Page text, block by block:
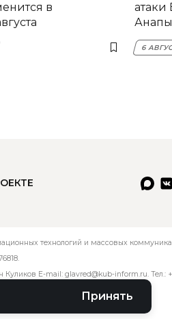
Принять
в
Анапы
6
технологий и массовых
Куликов E-mail: glavred@kub-inform.ru. Тел.: